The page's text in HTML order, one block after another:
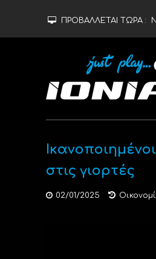
ΠΡΟΒΑΛΛΕΤΑΙ ΤΩΡΑ :
στις γιορτές
02/01/2025